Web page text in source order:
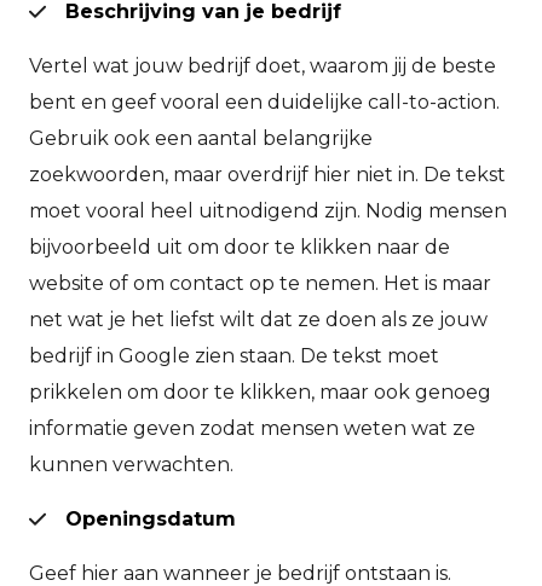
Beschrijving van je bedrijf
Vertel wat jouw bedrijf doet, waarom jij de beste
bent en geef vooral een duidelijke call-to-action.
Gebruik ook een aantal belangrijke
zoekwoorden, maar overdrijf hier niet in. De tekst
moet vooral heel uitnodigend zijn. Nodig mensen
bijvoorbeeld uit om door te klikken naar de
website of om contact op te nemen. Het is maar
net wat je het liefst wilt dat ze doen als ze jouw
bedrijf in Google zien staan. De tekst moet
prikkelen om door te klikken, maar ook genoeg
informatie geven zodat mensen weten wat ze
kunnen verwachten.
Openingsdatum
Geef hier aan wanneer je bedrijf ontstaan is.